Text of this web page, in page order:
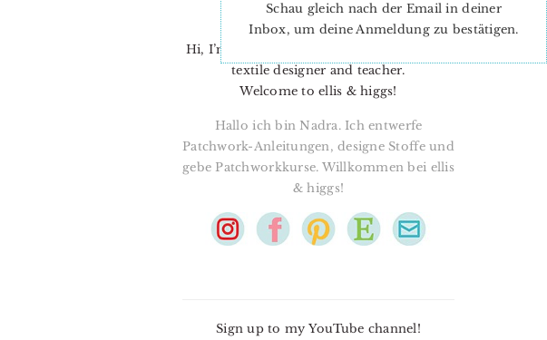
Hi, I’m Nadra. I’m a quilt pattern designer,
textile designer and teacher.
Welcome to ellis & higgs!
Hallo ich bin Nadra. Ich entwerfe
Patchwork-Anleitungen, designe Stoffe und
gebe Patchworkkurse. Willkommen bei ellis
& higgs!
Sign up to my YouTube channel!
Schau gleich nach der Email in deiner
Inbox, um deine Anmeldung zu bestätigen.